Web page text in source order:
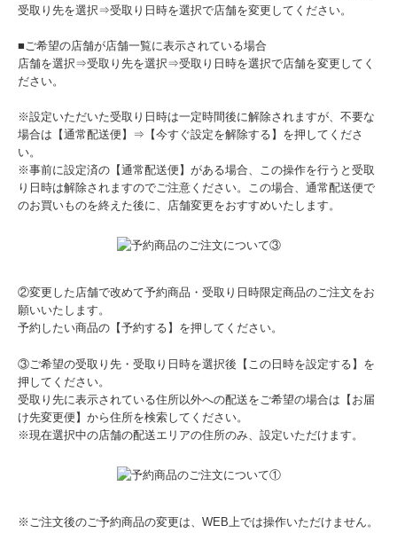
受取り先を選択⇒受取り日時を選択で店舗を変更してください。
■ご希望の店舗が店舗一覧に表示されている場合
店舗を選択⇒受取り先を選択⇒受取り日時を選択で店舗を変更してく
ださい。
※設定いただいた受取り日時は一定時間後に解除されますが、不要な
場合は【通常配送便】⇒【今すぐ設定を解除する】を押してくださ
い。
※事前に設定済の【通常配送便】がある場合、この操作を行うと受取
り日時は解除されますのでご注意ください。この場合、通常配送便で
のお買いものを終えた後に、店舗変更をおすすめいたします。
②変更した店舗で改めて予約商品・受取り日時限定商品のご注文をお
願いいたします。
予約したい商品の【予約する】を押してください。
③ご希望の受取り先・受取り日時を選択後【この日時を設定する】を
押してください。
受取り先に表示されている住所以外への配送をご希望の場合は【お届
け先変更便】から住所を検索してください。
※現在選択中の店舗の配送エリアの住所のみ、設定いただけます。
※ご注文後のご予約商品の変更は、WEB上では操作いただけません。